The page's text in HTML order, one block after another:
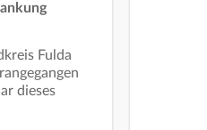
Fulda
dieses